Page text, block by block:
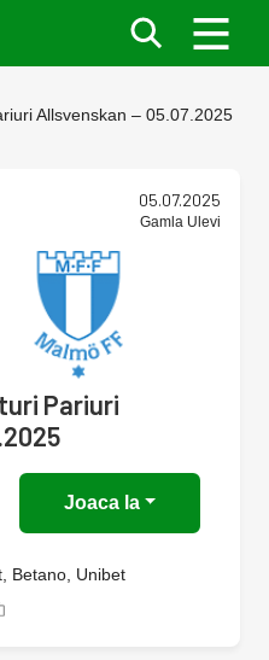
Allsvenskan – 05.07.2025
05.07.2025
Gamla Ulevi
Pariuri
Joaca la
Betano, Unibet